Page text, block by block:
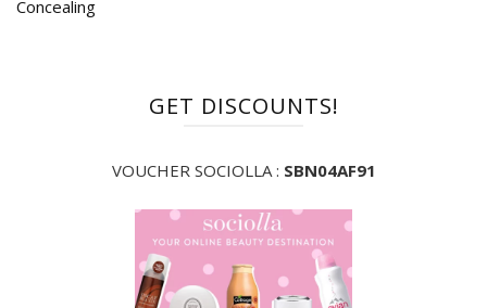
GET DISCOUNTS!
VOUCHER SOCIOLLA : SBN04AF91